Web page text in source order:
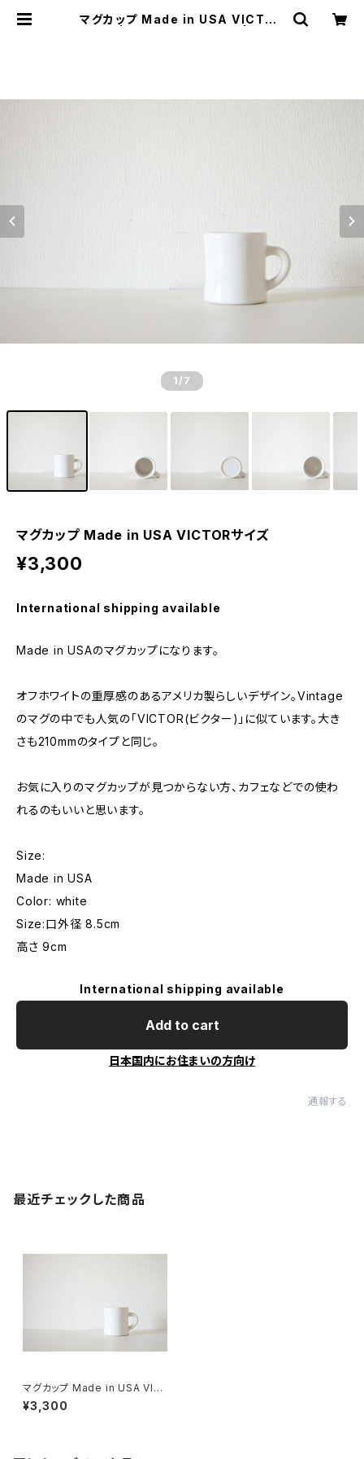
マグカップ Made in USA VICTOR
1 /7
マグカップ Made in USA VICTORサイズ
¥3,300
International shipping available
Made in USAのマグカップになります。
オフホワイトの重厚感のあるアメリカ製らしいデザイン。Vintage
のマグの中でも人気の「VICTOR(ビクター)」に似ています。大き
さも210mmのタイプと同じ。
お気に入りのマグカップが見つからない方、カフェなどでの使わ
れるのもいいと思います。
Size:
Made in USA
Color: white
Size:口外径 8.5cm
高さ 9cm
International shipping available
Add to cart
日本国内にお住まいの方向け
通報する
最近チェックした商品
マグカップ Made in USA VIC
TORサイズ
¥3,300